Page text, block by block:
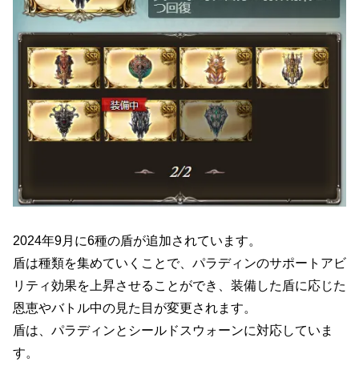
2024年9月に6種の盾が追加されています。
盾は種類を集めていくことで、パラディンのサポートアビ
リティ効果を上昇させることができ、装備した盾に応じた
恩恵やバトル中の見た目が変更されます。
盾は、パラディンとシールドスウォーンに対応していま
す。